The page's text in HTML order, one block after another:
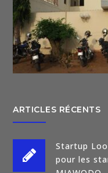
ARTICLES RÉCENTS
Startup
pour les